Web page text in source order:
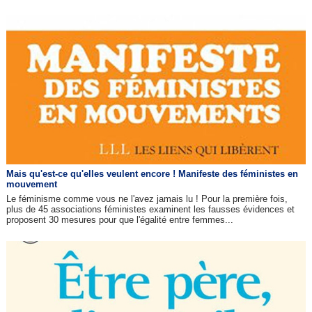
Mais qu'est-ce qu'elles veulent encore ! Manifeste des féministes en
mouvement
Le féminisme comme vous ne l'avez jamais lu ! Pour la première fois,
plus de 45 associations féministes examinent les fausses évidences et
proposent 30 mesures pour que l'égalité entre femmes...